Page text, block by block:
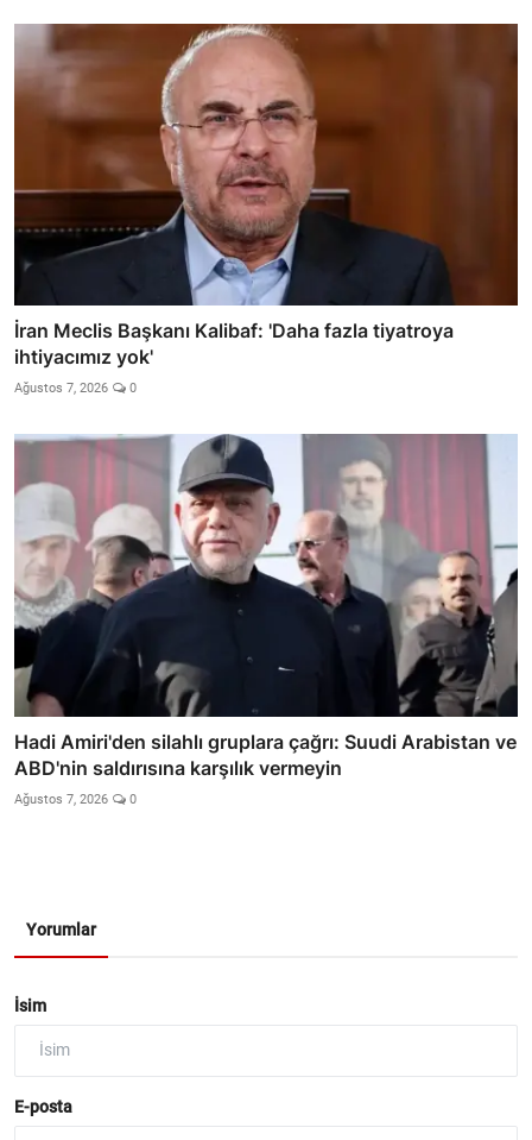
İran Meclis Başkanı Kalibaf: 'Daha fazla tiyatroya
ihtiyacımız yok'
Ağustos 7, 2026 0
Hadi Amiri'den silahlı gruplara çağrı: Suudi Arabistan ve
ABD'nin saldırısına karşılık vermeyin
Ağustos 7, 2026 0
Yorumlar
İsim
E-posta